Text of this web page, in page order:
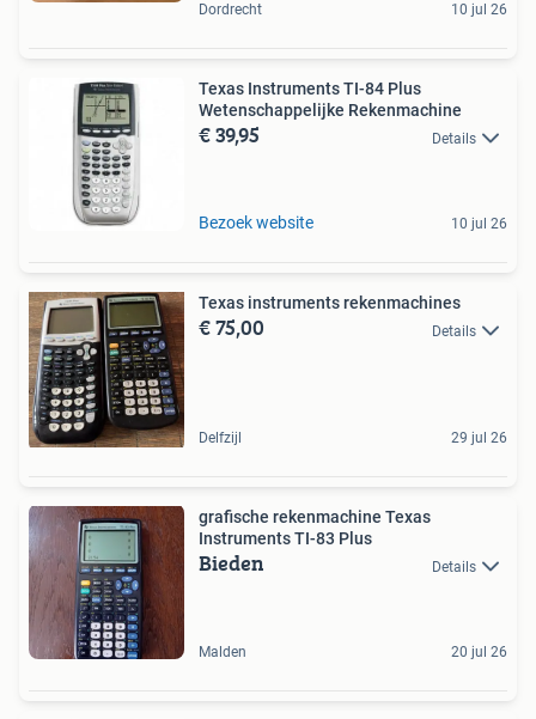
Dordrecht 10 jul 26
Texas Instruments TI-84 Plus
Wetenschappelijke Rekenmachine
€ 39,95 Details
Bezoek website 10 jul 26
Texas instruments rekenmachines
€ 75,00 Details
Delfzijl 29 jul 26
grafische rekenmachine Texas
Instruments TI-83 Plus
Bieden Details
Malden 20 jul 26